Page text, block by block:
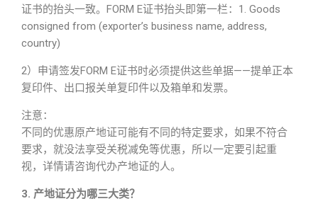
证书的抬头一致。FORM E证书抬头即第一栏：1. Goods
consigned from (exporter’s business name, address,
country)
2）申请签发FORM E证书时必须提供这些单据——提单正本
复印件、出口报关单复印件以及箱单和发票。
注意：
不同的优惠原产地证可能有不同的特定要求，如果不符合
要求，就没法享受关税减免等优惠，所以一定要引起重
视，详情请咨询代办产地证的人。
3. 产地证分为哪三大类？